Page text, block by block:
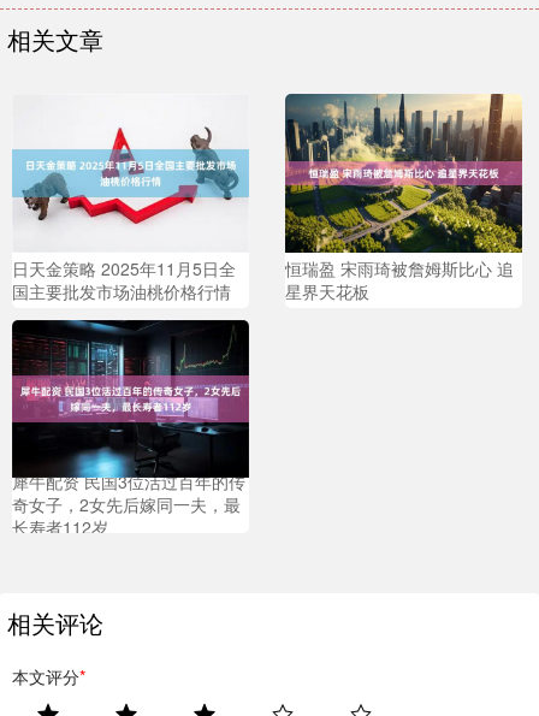
相关文章
日天金策略 2025年11月5日全
国主要批发市场油桃价格行情
恒瑞盈 宋雨琦被詹姆斯比心 追
星界天花板
犀牛配资 民国3位活过百年的传
奇女子，2女先后嫁同一夫，最
长寿者112岁
相关评论
本文评分*